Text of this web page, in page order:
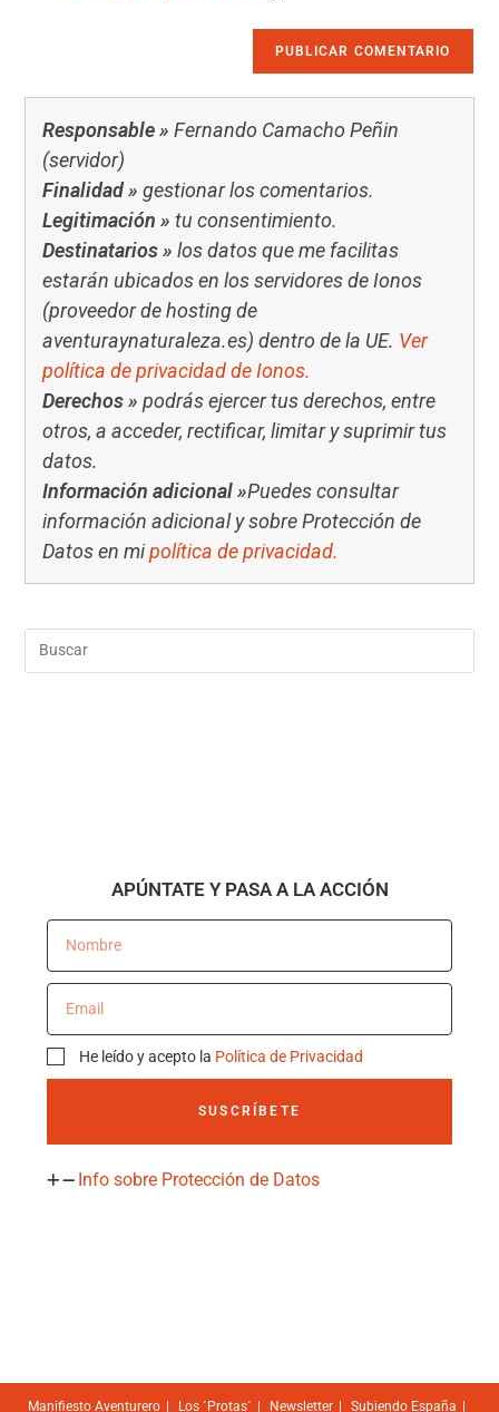
Responsable » Fernando Camacho Peñin
(servidor)
Finalidad » gestionar los comentarios.
Legitimación » tu consentimiento.
Destinatarios » los datos que me facilitas
estarán ubicados en los servidores de Ionos
(proveedor de hosting de
aventuraynaturaleza.es) dentro de la UE. Ver
política de privacidad de Ionos.
Derechos » podrás ejercer tus derechos, entre
otros, a acceder, rectificar, limitar y suprimir tus
datos.
Información adicional »Puedes consultar
información adicional y sobre Protección de
Datos en mipolítica de privacidad.
APÚNTATE Y PASA A LA ACCIÓN
He leído y acepto la Política de Privacidad
SUSCRÍBETE
Info sobre Protección de Datos
Manifiesto Aventurero Los ´Protas´ Newsletter Subiendo España